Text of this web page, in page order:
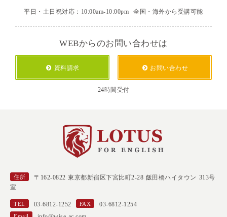
平日・土日祝対応：10:00am-10:00pm全国・海外から受講可能
WEBからのお問い合わせは
資料請求 お問い合わせ
24時間受付
住所
〒162-0822 東京都新宿区下宮比町2-28 飯田橋ハイタウン 313号
室
TEL 03-6812-1252 FAX 03-6812-1254